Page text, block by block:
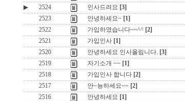
▶
2524 인사드려요 [3]
2523
안녕하세요~ [1]
2522
가입하였습니다~~^^ [2]
2521
가입인사 [1]
2520
안녕하세요 인사올립니다. [3]
2519
자기소개 ~~ [1]
2518
가입인사 합니다 [2]
2517
안~뇽하세요~~ [2]
2516
안녕하세요 [1]